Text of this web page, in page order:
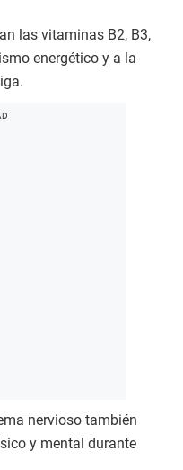
las vitaminas B2, B3,
energético y a la
nervioso también
y mental durante